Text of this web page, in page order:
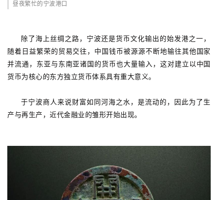
昼夜繁忙的宁波港口
除了海上丝绸之路，宁波还是货币文化输出的始发港之一，
随着日益繁荣的贸易交往，中国钱币被源源不断地输往其他国家
并流通，东亚与东南亚诸国的货币也大量输入，这对建立以中国
货币为核心的东方独立货币体系具有重大意义。
于宁波商人来说财富如同河海之水，是流动的，因此为了生
产与再生产，近代金融业的雏形开始出现。